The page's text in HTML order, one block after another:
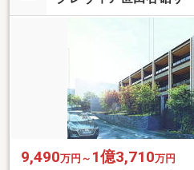
9,490万円～ 1億3,710万円